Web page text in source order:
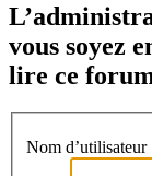
vous soyez
lire ce
Nom d’utilisateur